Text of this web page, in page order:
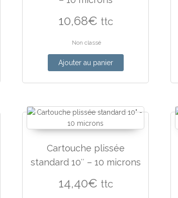
10,68€ ttc
Non classé
Ajouter au panier
Cartouche plissée
standard 10″ – 10 microns
14,40€ ttc